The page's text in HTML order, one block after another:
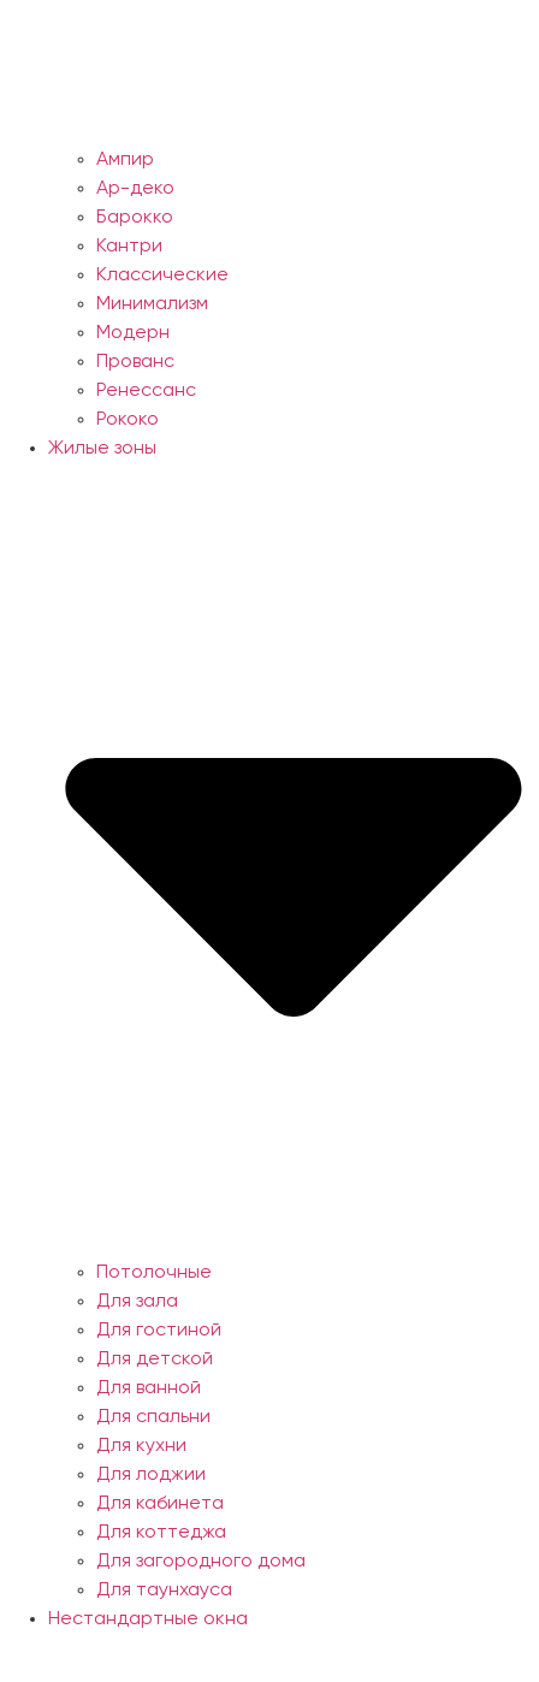
Ампир
Ар-деко
Барокко
Кантри
Классические
Минимализм
Модерн
Прованс
Ренессанс
Рококо
Жилые зоны
Потолочные
Для зала
Для гостиной
Для детской
Для ванной
Для спальни
Для кухни
Для лоджии
Для кабинета
Для коттеджа
Для загородного дома
Для таунхауса
Нестандартные окна